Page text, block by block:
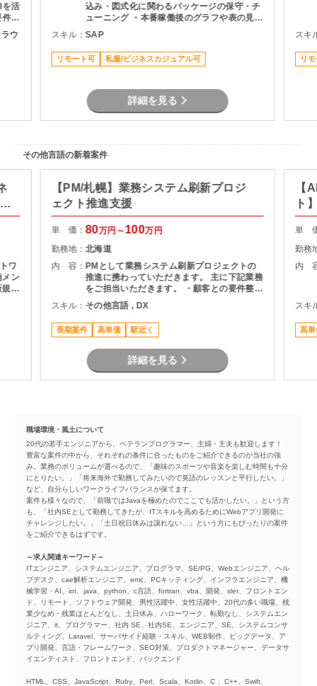
を活
に
・
ま
ウ
込み・図式化に関わるパッケージの保守・チ
ューニング ・本番稼働後のグラフや表の見栄
え変更、微修正対応 ・メンバーへの知見・技
術習熟のサポート
スキル：SAP
リモート可 私服/ビジネスカジュアル可
詳細を見る
スキ
リ
その他言語の新着案件
ワ
メン
基
【PM/札幌】業務システム刷新プロジ
ェクト推進支援
単 価：80万円～100万円
勤務地：北海道
内 容： PMとして業務システム刷新プロジェクトの
推進に携わっていただきます。 主に下記業務
をご担当いただきます。 ・顧客との要件整
理・課題整理 ・プロジェクト計画の策定およ
び進捗管理 ・開発チームとの調整およびマネ
ジメント ・品質、課題、リスク管理 ・関係
者向け資料作成および各種報告 ・要件定義か
スキル： その他言語 , DX
長期案件 高単価 駅近く
詳細を見る
【
ト
単
勤務
内
スキ
高単
職場環境・風土について
20代の若手エンジニアから、ベテランプログラマー、主婦・主夫も歓迎します！
豊富な案件の中から、それぞれの条件に合ったものをご紹介できるのが当社の強
み。業務のボリュームが選べるので、「趣味のスポーツや音楽を楽しむ時間も十分
にとりたい。」「将来海外で勤務してみたいので英語のレッスンと平行したい。」
など、自分らしいワークライフバランスが保てます。
案件も様々なので、「前職ではJavaを極めたのでここでも活かしたい。」という方
も、「社内SEとして勤務してきたが、ITスキルを高めるためにWebアプリ開発に
チャレンジしたい。」「土日祝日休みは譲れない…」という方にもぴったりの案件
をご紹介できるはずです。
～求人関連キーワード～
ITエンジニア、システムエンジニア、プログラマ、SE/PG、Webエンジニア、ヘル
プデスク、cae解析エンジニア、emc、PCキッティング、インフラエンジニア、機
械学習・AI、iot、java、python、c言語、fortran、vba、開発、sler、フロントエン
ド、リモート、ソフトウェア開発、男性活躍中、女性活躍中、20代の多い職場、残
業少なめ・残業ほとんどなし、土日休み、ハローワーク、転勤なし、システムエン
ジニア、it、プログラマー、社内 SE、社内SE、エンジニア、SE、システムコンサ
ルティング、Laravel、サーバサイド経験・スキル、WEB制作、ビッグデータ、ア
プリ開発、言語・フレームワーク、SEO対策、プロダクトマネージャー、データサ
イエンティスト、フロントエンド、バックエンド
HTML、CSS、JavaScript、Ruby、Perl、Scala、Kotlin、C 、C++、Swift、